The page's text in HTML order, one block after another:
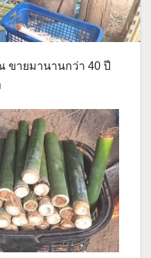
ขายมานานกว่า 40 ปี